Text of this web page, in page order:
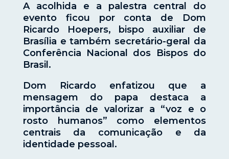
A acolhida e a palestra central do
evento ficou por conta de Dom
Ricardo Hoepers, bispo auxiliar de
Brasília e também secretário-geral da
Conferência Nacional dos Bispos do
Brasil.
Dom Ricardo enfatizou que a
mensagem do papa destaca a
importância de valorizar a “voz e o
rosto humanos” como elementos
centrais da comunicação e da
identidade pessoal.